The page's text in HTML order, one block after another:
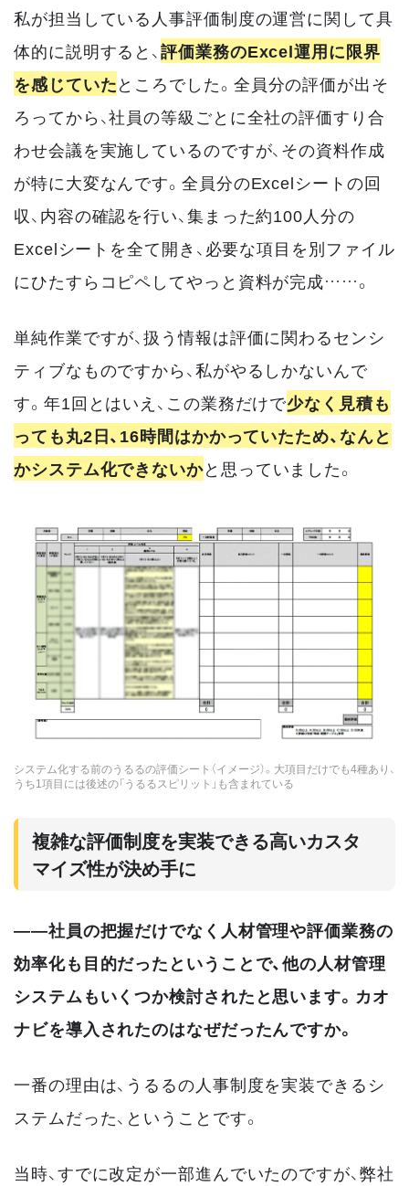
私が担当している人事評価制度の運営に関して具
体的に説明すると、評価業務のExcel運用に限界
を感じていたところでした。全員分の評価が出そ
ろってから、社員の等級ごとに全社の評価すり合
わせ会議を実施しているのですが、その資料作成
が特に大変なんです。全員分のExcelシートの回
収、内容の確認を行い、集まった約100人分の
Excelシートを全て開き、必要な項目を別ファイル
にひたすらコピペしてやっと資料が完成……。
単純作業ですが、扱う情報は評価に関わるセンシ
ティブなものですから、私がやるしかないんで
す。年1回とはいえ、この業務だけで少なく見積も
っても丸2日、16時間はかかっていたため、なんと
かシステム化できないかと思っていました。
システム化する前のうるるの評価シート（イメージ）。大項目だけでも4種あり、
うち1項目には後述の「うるるスピリット」も含まれている
複雑な評価制度を実装できる高いカスタ
マイズ性が決め手に
――社員の把握だけでなく人材管理や評価業務の
効率化も目的だったということで、他の人材管理
システムもいくつか検討されたと思います。カオ
ナビを導入されたのはなぜだったんですか。
一番の理由は、うるるの人事制度を実装できるシ
ステムだった、ということです。
当時、すでに改定が一部進んでいたのですが、弊社